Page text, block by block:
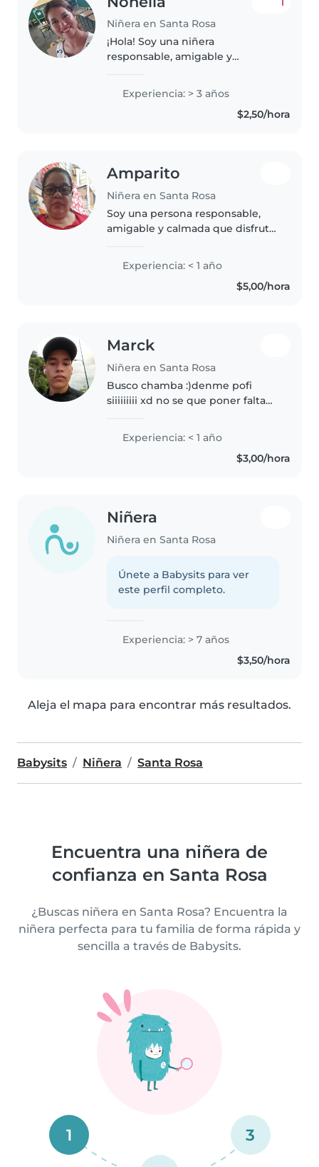
Niñera en Santa Rosa
¡Hola! Soy una niñera
responsable, amigable y
cuento con 3 años de
experiencia cuidando niños de
todas las edades. Actualmente,
Experiencia: > 3 años
$2,50/hora
Amparito
Niñera en Santa Rosa
Soy una persona responsable,
amigable y calmada que disfruta
edades. Con habilidades en
dibujo, lectura, manualidades,
música y juegos, estoy lista..
Experiencia: < 1 año
$5,00/hora
Marck
Niñera en Santa Rosa
Busco chamba :)denme pofi
siiiiiiiii xd no se que poner falta
Experiencia: < 1 año
$3,00/hora
Niñera
Niñera en Santa Rosa
Únete a Babysits para ver
este perfil completo.
Experiencia: > 7 años
$3,50/hora
Aleja el mapa para encontrar más resultados.
Babysits Niñera Santa Rosa
Encuentra una niñera de
confianza en Santa Rosa
¿Buscas niñera en Santa Rosa? Encuentra la
niñera perfecta para tu familia de forma rápida y
sencilla a través de Babysits.
1 3